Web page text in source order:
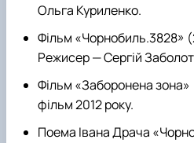
Ольга Куриленко.
Фільм «Чорнобиль.3828»
Режисер — Сергій
Фільм «Заборонена
фільм 2012 року.
Поема Івана Драча